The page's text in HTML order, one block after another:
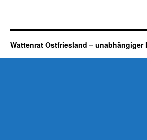
Wattenrat Ostfriesland –